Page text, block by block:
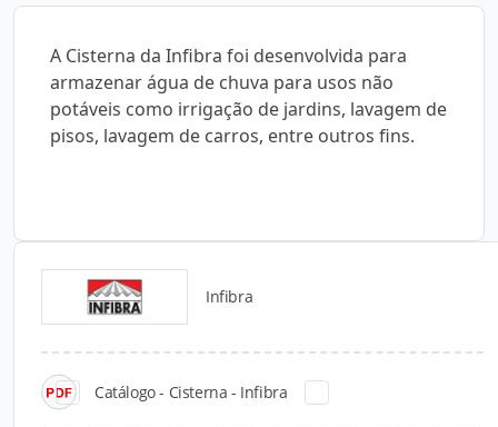
A Cisterna da Infibra foi desenvolvida para
armazenar água de chuva para usos não
potáveis como irrigação de jardins, lavagem de
pisos, lavagem de carros, entre outros fins.
Infibra
Catálogo - Cisterna - Infibra
Catálogos para Download